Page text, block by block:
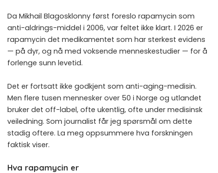
Da Mikhail Blagosklonny først foreslo rapamycin som
anti-aldrings-middel i 2006, var feltet ikke klart. I 2026 er
rapamycin det medikamentet som har sterkest evidens
— på dyr, og nå med voksende menneskestudier — for å
forlenge sunn levetid.
Det er fortsatt ikke godkjent som anti-aging-medisin.
Men flere tusen mennesker over 50 i Norge og utlandet
bruker det off-label, ofte ukentlig, ofte under medisinsk
veiledning. Som journalist får jeg spørsmål om dette
stadig oftere. La meg oppsummere hva forskningen
faktisk viser.
Hva rapamycin er